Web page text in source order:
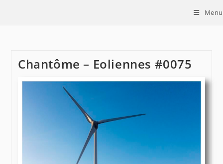
Menu
Chantôme – Eoliennes #0075